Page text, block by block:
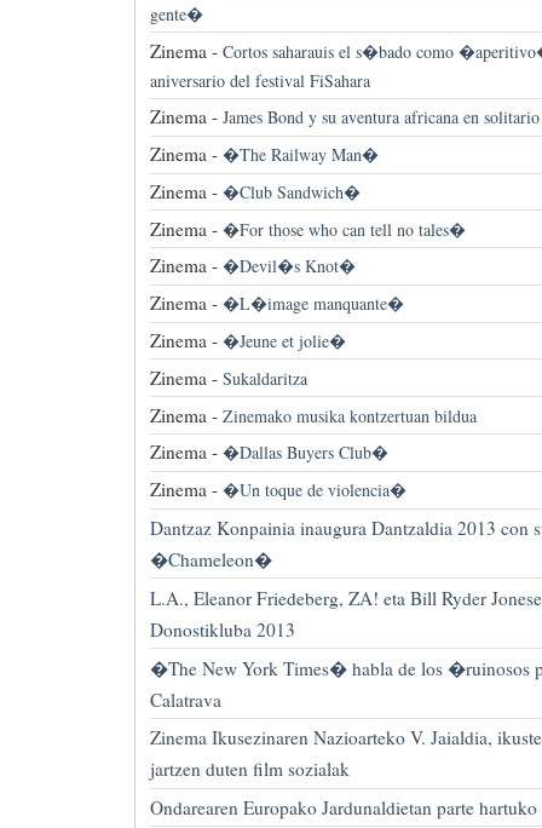
gente�
Zinema - Cortos saharauis el s�bado como
aniversario del festival FiSahara
Zinema - James Bond y su aventura africana en solitario
Zinema - �The Railway Man�
Zinema - �Club Sandwich�
Zinema - �For those who can tell no tales�
Zinema - �Devil�s Knot�
Zinema - �L�image manquante�
Zinema - �Jeune et jolie�
Zinema - Sukaldaritza
Zinema - Zinemako musika kontzertuan bildua
Zinema - �Dallas Buyers Club�
Zinema - �Un toque de violencia�
Dantzaz Konpainia inaugura Dantzaldia 2013 con
�Chameleon�
L.A., Eleanor Friedeberg, ZA! eta Bill Ryder
Donostikluba 2013
�The New York Times� habla de los �ruinosos
Calatrava
Zinema Ikusezinaren Nazioarteko V. Jaialdia,
jartzen duten film sozialak
Ondarearen Europako Jardunaldietan parte